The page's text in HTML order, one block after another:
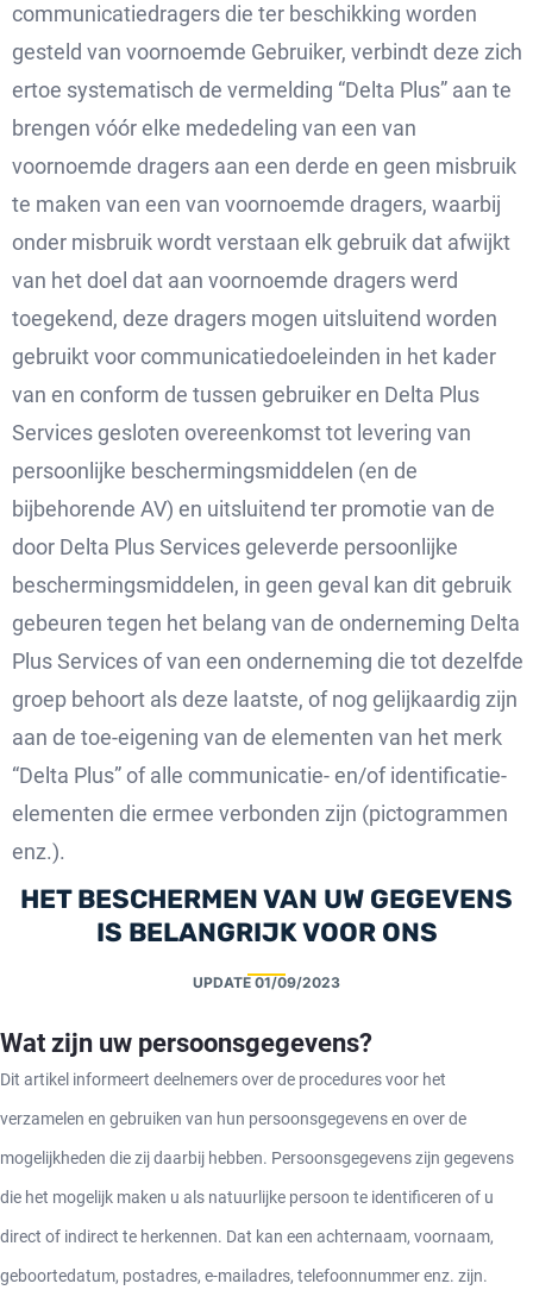
communicatiedragers die ter beschikking worden
gesteld van voornoemde Gebruiker, verbindt deze zich
ertoe systematisch de vermelding “Delta Plus” aan te
brengen vóór elke mededeling van een van
voornoemde dragers aan een derde en geen misbruik
te maken van een van voornoemde dragers, waarbij
onder misbruik wordt verstaan elk gebruik dat afwijkt
van het doel dat aan voornoemde dragers werd
toegekend, deze dragers mogen uitsluitend worden
gebruikt voor communicatiedoeleinden in het kader
van en conform de tussen gebruiker en Delta Plus
Services gesloten overeenkomst tot levering van
persoonlijke beschermingsmiddelen (en de
bijbehorende AV) en uitsluitend ter promotie van de
door Delta Plus Services geleverde persoonlijke
beschermingsmiddelen, in geen geval kan dit gebruik
gebeuren tegen het belang van de onderneming Delta
Plus Services of van een onderneming die tot dezelfde
groep behoort als deze laatste, of nog gelijkaardig zijn
aan de toe-eigening van de elementen van het merk
“Delta Plus” of alle communicatie- en/of identificatie-
elementen die ermee verbonden zijn (pictogrammen
enz.).
HET BESCHERMEN VAN UW GEGEVENS
IS BELANGRIJK VOOR ONS
UPDATE 01/09/2023
Wat zijn uw persoonsgegevens?
Dit artikel informeert deelnemers over de procedures voor het
verzamelen en gebruiken van hun persoonsgegevens en over de
mogelijkheden die zij daarbij hebben. Persoonsgegevens zijn gegevens
die het mogelijk maken u als natuurlijke persoon te identificeren of u
direct of indirect te herkennen. Dat kan een achternaam, voornaam,
geboortedatum, postadres, e-mailadres, telefoonnummer enz. zijn.